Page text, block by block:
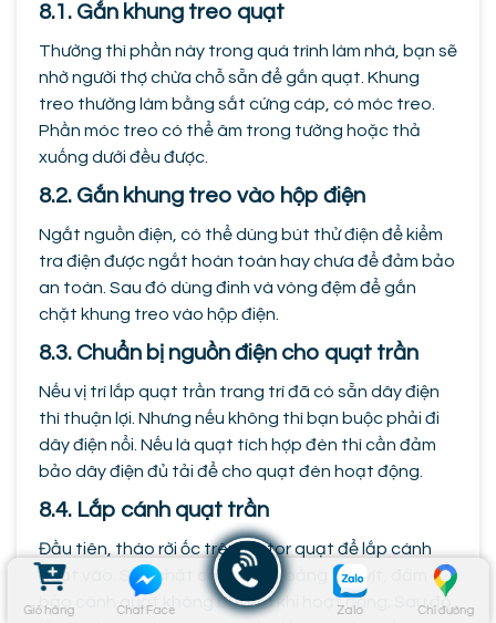
Giỏ hàng Chat Face Zalo Chỉ đường
8.1. Gắn khung treo quạt
Thường thì phần này trong quá trình làm nhà, bạn sẽ
nhờ người thợ chừa chỗ sẵn để gắn quạt. Khung
treo thường làm bằng sắt cứng cáp, có móc treo.
Phần móc treo có thể âm trong tường hoặc thả
xuống dưới đều được.
8.2. Gắn khung treo vào hộp điện
Ngắt nguồn điện, có thể dùng bút thử điện để kiểm
tra điện được ngắt hoàn toàn hay chưa để đảm bảo
an toàn. Sau đó dùng đinh và vòng đệm để gắn
chặt khung treo vào hộp điện.
8.3. Chuẩn bị nguồn điện cho quạt trần
Nếu vị trí lắp quạt trần trang trí đã có sẵn dây điện
thì thuận lợi. Nhưng nếu không thì bạn buộc phải đi
dây điện nổi. Nếu là quạt tích hợp đèn thì cần đảm
bảo dây điện đủ tải để cho quạt đèn hoạt động.
8.4. Lắp cánh quạt trần
Đầu tiên, tháo rời ốc trên motor quạt để lắp cánh
quạt vào. Siết chặt cánh quạt bằng tua vít, đảm
bảo cánh quạt không bị rơi ra khi hoạt động. Sau đó